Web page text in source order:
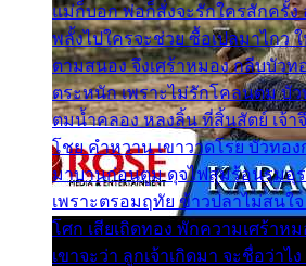
แม่ก็บอก พ่อก็สั่งจะรักใครสักครั้ง
พลั้งไปใครจะช่วย ซื้อเปลมาไกว
ตามสนอง จึงเศร้าหมอง กลีบบัวท
ตระหนัก เพราะไม่รักโคลนตม บั
ตมน้ำคลอง หลงลิ้น ที่สิ้นสัตย์ เจ้า
โชย คำหวาน เขาวาดโรย บัวทอ
มาบานก่อนตูม ดุจไฟสุมร้อนรุมอุร
เพราะตรอมฤทัย ข้าวปลาไม่สนใ
โศก เสียเถิดทอง พักความเศร้าห
เขาจะว่า ลูกเจ้าเกิดมา จะชื่อว่าไ